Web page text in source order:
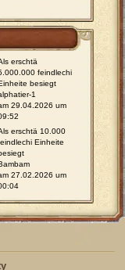
erschtä
feindlechi
besiegt
1
29.04.2026 um
erschtä 10.000
Einheite
27.02.2026 um